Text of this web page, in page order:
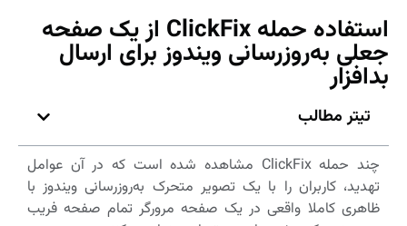
استفاده حمله ClickFix از یک صفحه
جعلی به‌روزرسانی ویندوز برای ارسال
بدافزار
تیتر مطالب
چند حمله ClickFix مشاهده شده است که در آن عوامل
تهدید، کاربران را با یک تصویر متحرک به‌روزرسانی ویندوز با
ظاهری کاملا واقعی در یک صفحه مرورگر تمام صفحه فریب